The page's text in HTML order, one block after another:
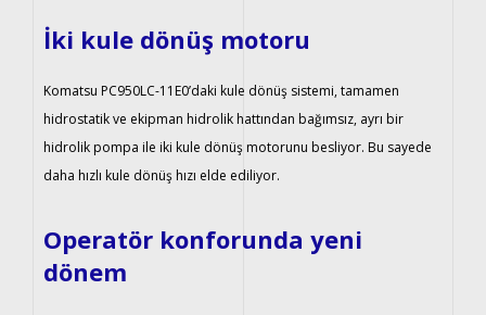
İki kule dönüş motoru
Komatsu PC950LC-11E0’daki kule dönüş sistemi, tamamen
hidrostatik ve ekipman hidrolik hattından bağımsız, ayrı bir
hidrolik pompa ile iki kule dönüş motorunu besliyor. Bu sayede
daha hızlı kule dönüş hızı elde ediliyor.
Operatör konforunda yeni
dönem